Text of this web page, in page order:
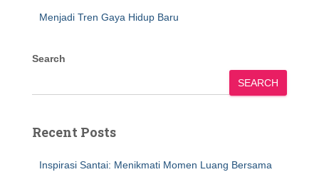
Menjadi Tren Gaya Hidup Baru
Search
SEARCH
Recent Posts
Inspirasi Santai: Menikmati Momen Luang Bersama